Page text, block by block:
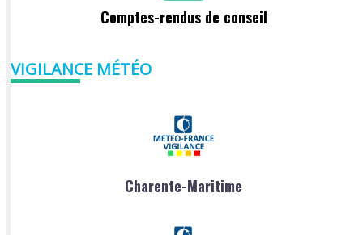
Comptes-rendus de conseil
VIGILANCE MÉTÉO
Charente-Maritime